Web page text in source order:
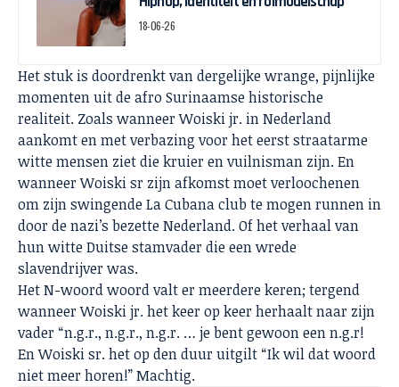
18-06-26
Het stuk is doordrenkt van dergelijke wrange, pijnlijke
momenten uit de afro Surinaamse historische
realiteit. Zoals wanneer Woiski jr. in Nederland
aankomt en met verbazing voor het eerst straatarme
witte mensen ziet die kruier en vuilnisman zijn. En
wanneer Woiski sr zijn afkomst moet verloochenen
om zijn swingende La Cubana club te mogen runnen in
door de nazi’s bezette Nederland. Of het verhaal van
hun witte Duitse stamvader die een wrede
slavendrijver was.
Het N-woord woord valt er meerdere keren; tergend
wanneer Woiski jr. het keer op keer herhaalt naar zijn
vader “n.g.r., n.g.r., n.g.r. … je bent gewoon een n.g.r!
En Woiski sr. het op den duur uitgilt “Ik wil dat woord
niet meer horen!” Machtig.